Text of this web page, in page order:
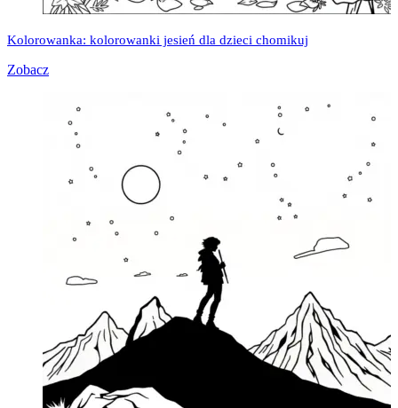
Kolorowanka: kolorowanki jesień dla dzieci chomikuj
Zobacz